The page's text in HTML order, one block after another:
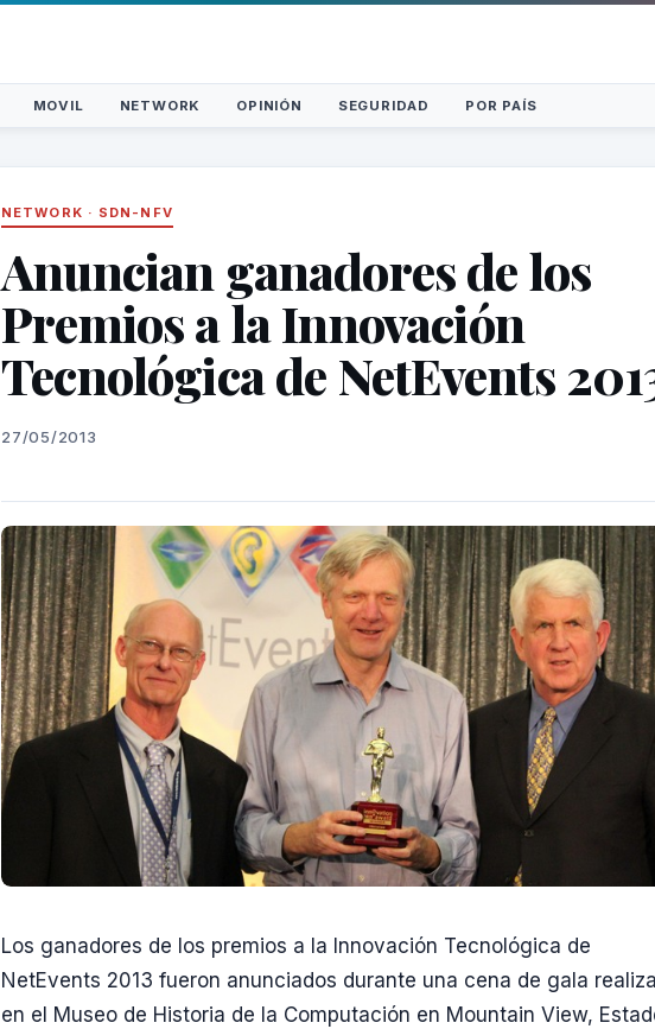
MOVIL NETWORK OPINIÓN SEGURIDAD POR PAÍS
NETWORK · SDN-NFV
Anuncian ganadores de los
Premios a la Innovación
Tecnológica de NetEvents
27/05/2013
Los ganadores de los premios a la Innovación Tecnológica de
NetEvents 2013 fueron anunciados durante una cena de gala
en el Museo de Historia de la Computación en Mountain View,